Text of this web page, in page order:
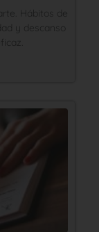
Hábitos de
y descanso